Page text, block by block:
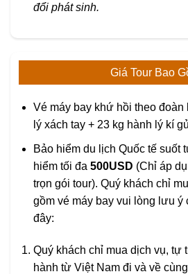
đổi phát sinh.
Giá Tour Bao
Vé máy bay khứ hồi theo đoàn
lý xách tay + 23 kg hành lý kí
Bảo hiểm du lịch Quốc tế suốt
hiểm tối đa 500USD (Chỉ áp
trọn gói tour). Quý khách chỉ
gồm vé máy bay vui lòng lưu
đây:
Quý khách chỉ mua dịch vụ, tự
hành từ Việt Nam đi và về